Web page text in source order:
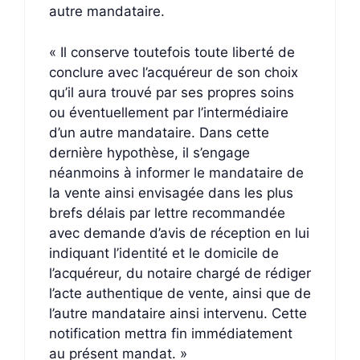
autre mandataire.
« Il conserve toutefois toute liberté de
conclure avec l’acquéreur de son choix
qu’il aura trouvé par ses propres soins
ou éventuellement par l’intermédiaire
d’un autre mandataire. Dans cette
dernière hypothèse, il s’engage
néanmoins à informer le mandataire de
la vente ainsi envisagée dans les plus
brefs délais par lettre recommandée
avec demande d’avis de réception en lui
indiquant l’identité et le domicile de
l’acquéreur, du notaire chargé de rédiger
l’acte authentique de vente, ainsi que de
l’autre mandataire ainsi intervenu. Cette
notification mettra fin immédiatement
au présent mandat. »